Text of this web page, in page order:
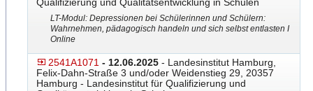
LT-Modul: Depressionen bei Schülerinnen und Schülern:
Wahrnehmen, pädagogisch handeln und sich selbst entlasten I
Online
2541A1071 - 12.06.2025 - Landesinstitut Hamburg,
Felix-Dahn-Straße 3 und/oder Weidenstieg 29, 20357
Hamburg - Landesinstitut für Qualifizierung und